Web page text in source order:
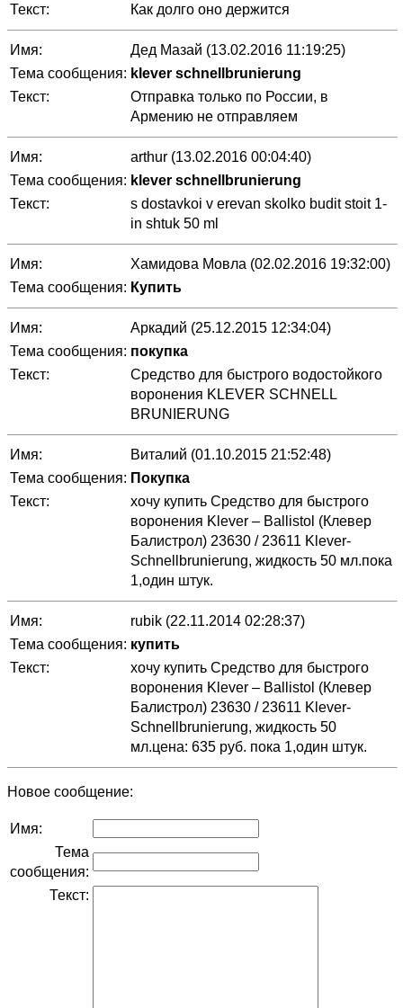
Текст:
Как долго оно держится
Имя:
Дед Мазай (13.02.2016 11:19:25)
Тема сообщения: klever schnellbrunierung
Текст:
Отправка только по России, в
Армению не отправляем
Имя:
arthur (13.02.2016 00:04:40)
Тема сообщения: klever schnellbrunierung
Текст:
s dostavkoi v erevan skolko budit stoit 1-
in shtuk 50 ml
Имя:
Хамидова Мовла (02.02.2016 19:32:00)
Тема сообщения: Купить
Имя:
Аркадий (25.12.2015 12:34:04)
Тема сообщения: покупка
Текст:
Средство для быстрого водостойкого
воронения KLEVER SCHNELL
BRUNIERUNG
Имя:
Виталий (01.10.2015 21:52:48)
Тема сообщения: Покупка
Текст:
хочу купить Средство для быстрого
воронения Klever – Ballistol (Клевер
Балистрол) 23630 / 23611 Klever-
Schnellbrunierung, жидкость 50 мл.пока
1,один штук.
Имя:
rubik (22.11.2014 02:28:37)
Тема сообщения: купить
Текст:
хочу купить Средство для быстрого
воронения Klever – Ballistol (Клевер
Балистрол) 23630 / 23611 Klever-
Schnellbrunierung, жидкость 50
мл.цена: 635 руб. пока 1,один штук.
Новое сообщение:
Имя:
Тема
сообщения:
Текст: